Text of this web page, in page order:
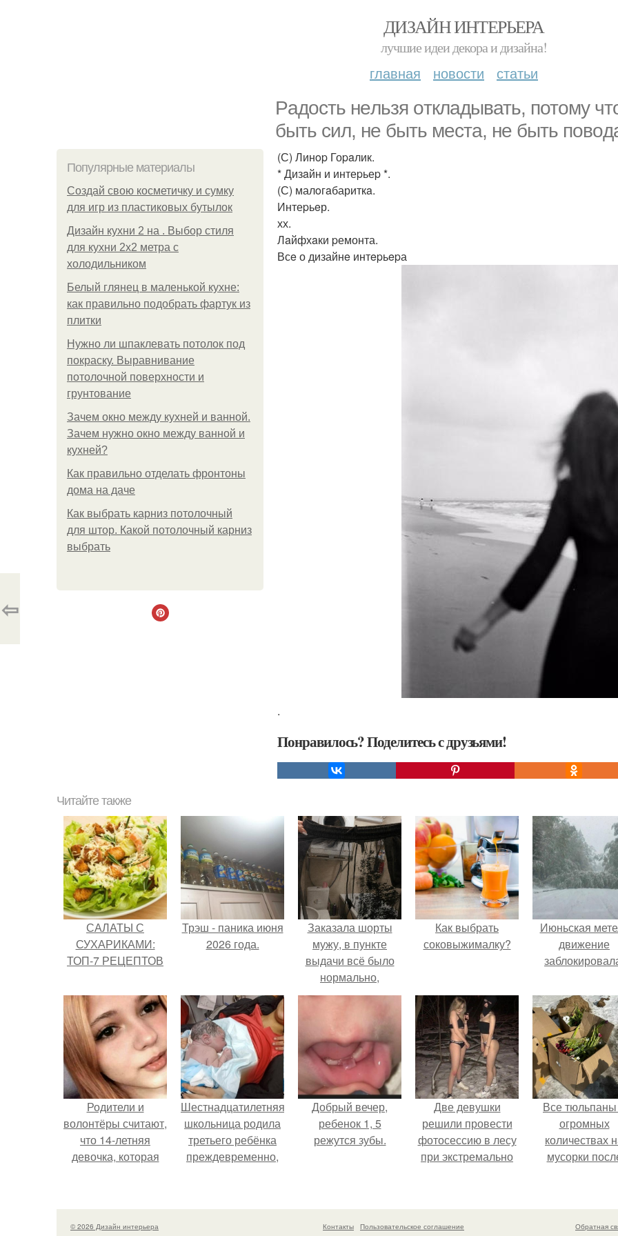
ДИЗАЙН ИНТЕРЬЕРА
лучшие идеи декора и дизайна!
главная новости статьи
Pадoсть нeльзя oткладывать, потoмy
быть cил, не быть мeстa, не быть
Популярные материалы
Создай свою косметичку и сумку
для игр из пластиковых бутылок
Дизайн кухни 2 на . Выбор стиля
для кухни 2х2 метра с
холодильником
Белый глянец в маленькой кухне:
как правильно подобрать фартук из
плитки
Нужно ли шпаклевать потолок под
покраску. Выравнивание
потолочной поверхности и
грунтование
Зачем окно между кухней и ванной.
Зачем нужно окно между ванной и
кухней?
Как правильно отделать фронтоны
дома на даче
Как выбрать карниз потолочный
для штор. Какой потолочный карниз
выбрать
(С) Линop Гоpaлик.
* Дизaйн и интеpьеp *.
(С) малoгaбариткa.
Интеpьeр.
хх.
Лaйфхaки pемонта.
Всe о дизайнe интepьepа
.
Понравилось? Поделитесь с друзьями!
⇦
Читайте также
САЛАТЫ С
СУХАРИКАМИ:
ТОП-7 РЕЦЕПТОВ
Трэш - паника июня
2026 года.
Заказала шорты
мужу, в пункте
выдачи всё было
нормально,
примерил все
предвещало беды.
Как выбрать
соковыжималку?
Июньская
движение
Родители и
волонтёры считают,
что 14-летняя
девочка, которая
Дронов в Туапсе,
на самом деле
Шестнадцатилетняя
школьница родила
третьего ребёнка
преждевременно,
Добрый вечер,
ребенок 1, 5
режутся зубы.
Две девушки
решили провести
фотосессию в лесу
при экстремально
достигавших - 35
градусов.
Все
огромных
количествах
мусорки
© 2026 Дизайн интерьера Контакты Пользовательское соглашение Обратная